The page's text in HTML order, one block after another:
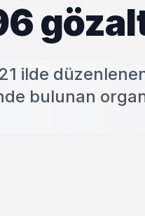
ilde
bulunan